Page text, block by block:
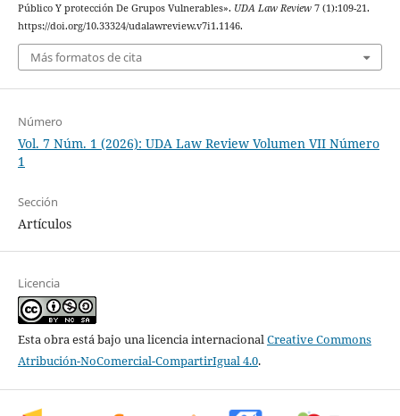
Público Y protección De Grupos Vulnerables». UDA Law Review7 (1):109-21.
https://doi.org/10.33324/udalawreview.v7i1.1146.
Más formatos de cita
Número
Vol. 7 Núm. 1 (2026): UDA Law Review Volumen VII Número
1
Sección
Artículos
Licencia
Esta obra está bajo una licencia internacional Creative Commons
Atribución-NoComercial-CompartirIgual 4.0.